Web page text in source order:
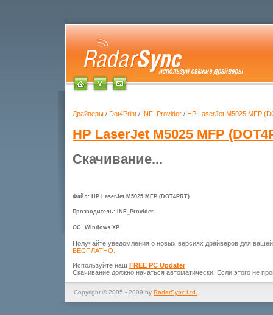
Драйверы / Dot4Print / INF_Provider / HP LaserJet M5025 MFP
HP LaserJet M5025 MFP
Скачивание...
Файл: HP LaserJet M5025 MFP (DOT4PRT)
Прозводитель: INF_Provider
ОС: Windows XP
Получайте уведомления о новых версиях драйверов для
БЕСПЛАТНО.
Используйте наш FREE PC Updater.
Скачивание должно начаться автоматически. Если этого не
Copyright © 2005 - 2009 by RadarSync Ltd.